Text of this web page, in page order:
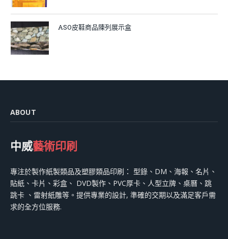
ASO皮鞋商品陳列展示盒
ABOUT
中威藝術印刷
專注於製作紙製類品及塑膠類品印刷： 型錄、DM、海報、名片、
貼紙、卡片、彩盒、 DVD製作、PVC厚卡、人型立牌、桌曆、跳
跳卡 、雷射紙雕等。提供專業的設計, 準確的交期以及滿足客戶需
求的全方位服務.